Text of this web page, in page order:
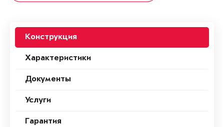
Конструкция
Характеристики
Документы
Услуги
Гарантия